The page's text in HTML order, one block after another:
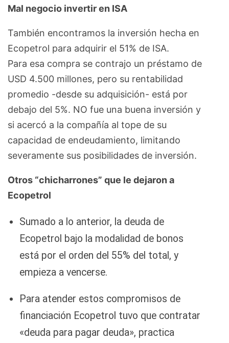
Mal negocio invertir en ISA
También encontramos la inversión hecha en
Ecopetrol para adquirir el 51% de ISA.
Para esa compra se contrajo un préstamo de
USD 4.500 millones, pero su rentabilidad
promedio -desde su adquisición- está por
debajo del 5%. NO fue una buena inversión y
si acercó a la compañía al tope de su
capacidad de endeudamiento, limitando
severamente sus posibilidades de inversión.
Otros “chicharrones” que le dejaron a
Ecopetrol
Sumado a lo anterior, la deuda de
Ecopetrol bajo la modalidad de bonos
está por el orden del 55% del total, y
empieza a vencerse.
Para atender estos compromisos de
financiación Ecopetrol tuvo que contratar
«deuda para pagar deuda», practica